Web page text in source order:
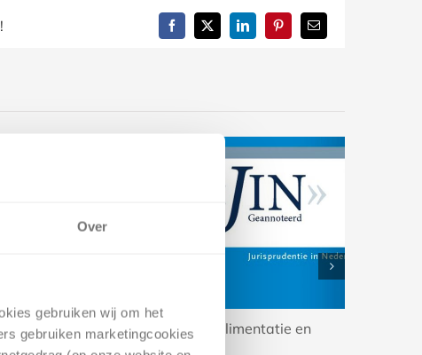
Over
gebruiken wij om het
gebruiken marketingcookies
Facebook
X LinkedInPinterest
E-
mail
houd
risico’s
Wijziging van alimentatie en
coronacrisis